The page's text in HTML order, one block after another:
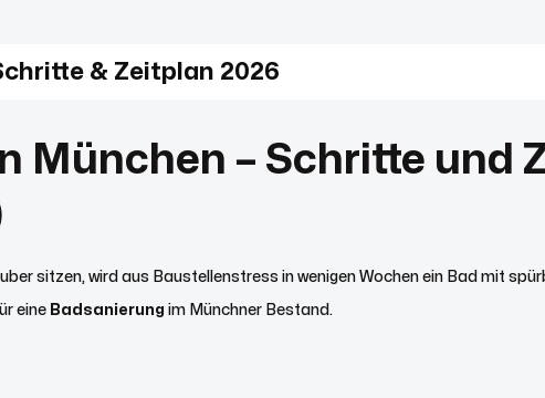
& Zeitplan 2026
München – Schritte und
sitzen, wird aus Baustellenstress in wenigen Wochen ein Bad mit
eine Badsanierung im Münchner Bestand.